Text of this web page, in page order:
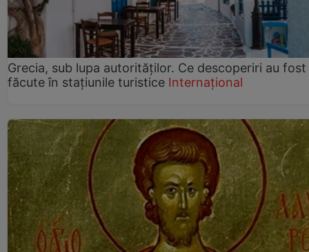
Grecia, sub lupa autorităților. Ce descoperiri au fost
făcute în stațiunile turistice Internațional